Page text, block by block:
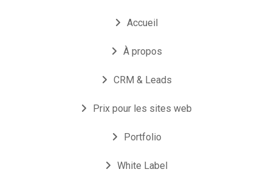
Accueil
À propos
CRM & Leads
Prix pour les sites web
Portfolio
White Label